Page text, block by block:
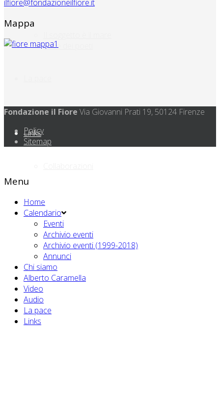
Voce dei poeti
Links
ilfiore@fondazioneilfiore.it
Mappa
Fondazione il Fiore Via Giovanni Prati 19, 50124 Firenze
Policy
Sitemap
Menu
Home
Calendario
Eventi
Archivio eventi
Archivio eventi (1999-2018)
Annunci
Chi siamo
Alberto Caramella
Video
Audio
La pace
Links